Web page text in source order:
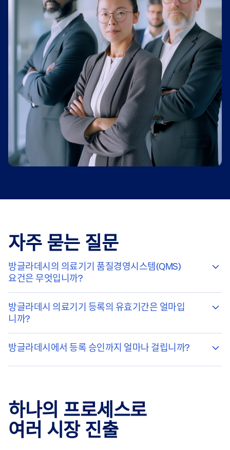
자주 묻는 질문
방글라데시의 의료기기 품질경영시스템(QMS)
요건은 무엇입니까?
방글라데시 의료기기 등록의 유효기간은 얼마입
니까?
방글라데시에서 등록 승인까지 얼마나 걸립니까?
하나의 프로세스로
여러 시장 진출